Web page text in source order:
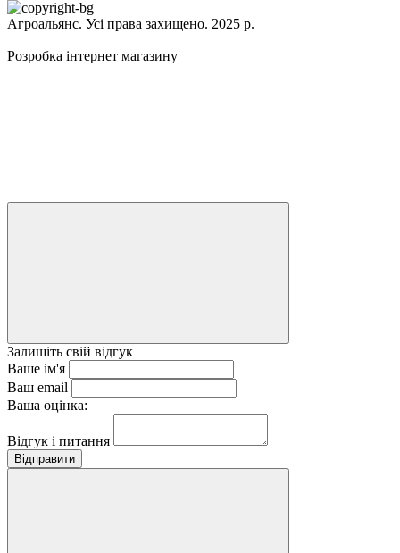
Агроальянс. Усі права захищено. 2025 р.
Розробка інтернет магазину
Залишіть свій відгук
Ваше ім'я
Ваш email
Ваша оцінка:
Відгук і питання
Відправити